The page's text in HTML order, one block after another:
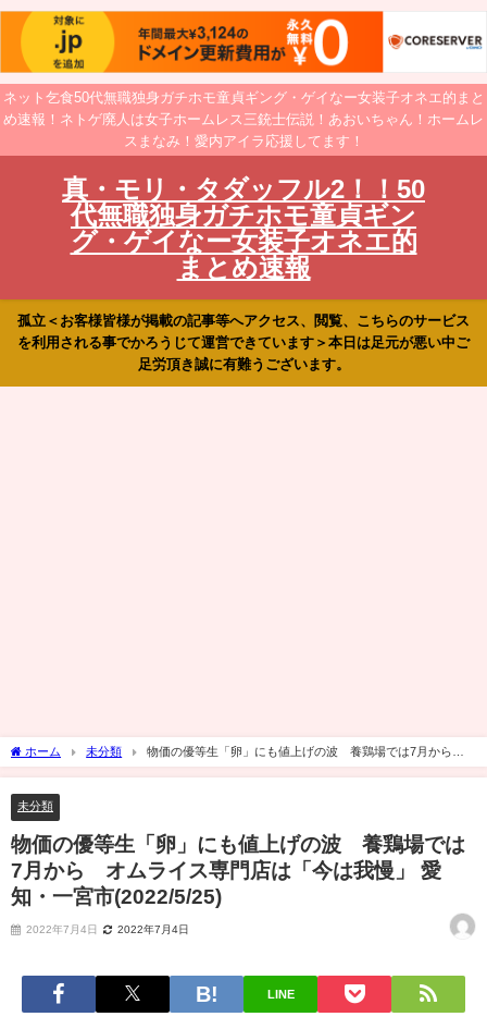
ネット乞食50代無職独身ガチホモ童貞ギング・ゲイなー女装子オネエ的まと
め速報！ネトゲ廃人は女子ホームレス三銃士伝説！あおいちゃん！ホームレ
スまなみ！愛内アイラ応援してます！
真・モリ・タダッフル2！！50
代無職独身ガチホモ童貞ギン
グ・ゲイなー女装子オネエ的
まとめ速報
孤立＜お客様皆様が掲載の記事等へアクセス、閲覧、こちらのサービス
を利用される事でかろうじて運営できています＞本日は足元が悪い中ご
足労頂き誠に有難うございます。
ホーム 未分類
物価の優等生「卵」にも値上げの波 養鶏場では7月から
オムライス専門店は「今は我慢」 愛知・一宮市(2022/5/25)
未分類
物価の優等生「卵」にも値上げの波 養鶏場では
7月から オムライス専門店は「今は我慢」 愛
知・一宮市(2022/5/25)
2022年7月4日 2022年7月4日
LINE